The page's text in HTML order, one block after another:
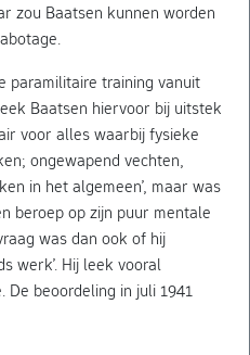
zou Baatsen kunnen worden
paramilitaire training vanuit
Baatsen hiervoor bij uitstek
voor alles waarbij fysieke
ongewapend vechten,
in het algemeen’, maar was
beroep op zijn puur mentale
was dan ook of hij
werk’. Hij leek vooral
De beoordeling in juli 1941